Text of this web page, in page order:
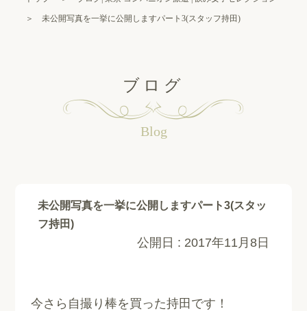
＞ 未公開写真を一挙に公開しますパート3(スタッフ持田)
ブログ
Blog
未公開写真を一挙に公開しますパート3(スタッ
フ持田)
公開日 : 2017年11月8日
今さら自撮り棒を買った持田です！